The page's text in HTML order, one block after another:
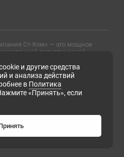
Ст-Ком» — это мощное
логистической
Предлагаем
марок, типов и размеров с
в России и СНГ
ОГРН 1169658133171
персональных данных
рассылки рекламно-
материалов
и другие средства
и анализа действий
в Политика
«Принять», если